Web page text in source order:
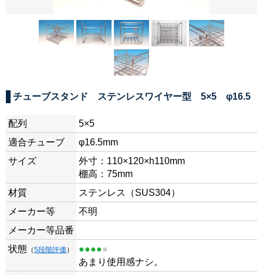
チューブスタンド ステンレスワイヤー型 5×5 φ16.5
配列
5×5
適合チューブ
φ16.5mm
サイズ
外寸：110×120×h110mm
棚高：75mm
材質
ステンレス（SUS304）
メーカー等
不明
メーカー等品番
状態 （5段階評価 ） ●●●●●
あまり使用感ナシ。